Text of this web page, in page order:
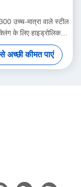
उच्च-मात्रा वाले स्टील
के लिए हाइड्रोलिक
गैन्ट्री शीयर
अच्छी कीमत पाएं